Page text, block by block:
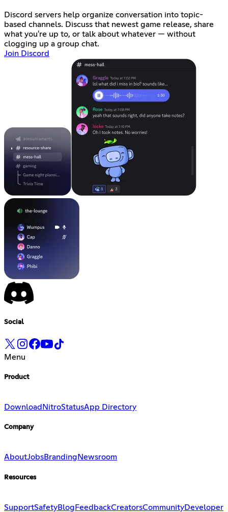
Discord servers help organize conversation into topic-
based channels. Discuss that newest game release, share
what you're up to, or talk about whatever — without
clogging up a group chat.
Join Discord
Social
Menu
Product
Download NitroStatusApp Directory
Company
AboutJobsBranding Newsroom
Resources
SupportSafetyBlog FeedbackCreatorsCommunityDeveloper